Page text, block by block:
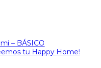
– BÁSICO
tu Happy Home!